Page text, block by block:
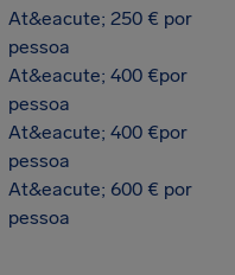
At&eacute; 250 € por
pessoa
At&eacute; 400 €por
pessoa
At&eacute; 400 €por
pessoa
At&eacute; 600 € por
pessoa